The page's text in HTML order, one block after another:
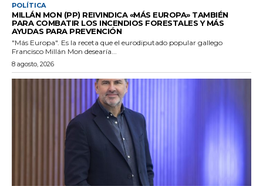
POLÍTICA
MILLÁN MON (PP) REIVINDICA «MÁS EUROPA» TAMBIÉN
PARA COMBATIR LOS INCENDIOS FORESTALES Y MÁS
AYUDAS PARA PREVENCIÓN
"Más Europa". Es la receta que el eurodiputado popular gallego
Francisco Millán Mon desearía...
8 agosto, 2026